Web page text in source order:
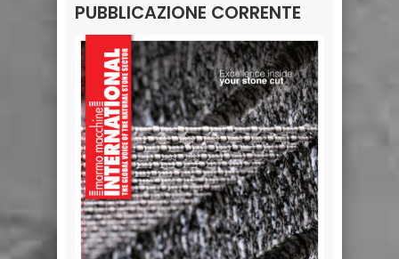
PUBBLICAZIONE CORRENTE